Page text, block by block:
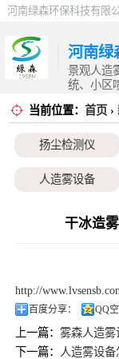
河南绿
景观人造
统、小区
当前位置： 首页 ›
扬尘检测仪
人造雾设备
小区喷雾设备
干冰造
http://
百度分享： QQ
上一篇：雾森人造
下一篇： 人造雾设备
扬尘检测仪
智慧工地
人造雾设备
降尘喷雾设备
小区喷雾设备